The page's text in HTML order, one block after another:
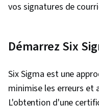
vos signatures de
Démarrez Six
Six Sigma est une
minimise les erreurs et
L'obtention d'une